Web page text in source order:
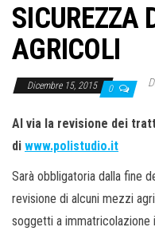
SICUREZZA
AGRICOLI
Dicembre 15, 2015 0
Al via la revisione dei
di www.polistudio.it
Sarà obbligatoria dalla fine
revisione di alcuni mezzi
soggetti a immatricolazione